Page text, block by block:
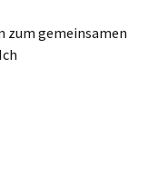
zum gemeinsamen